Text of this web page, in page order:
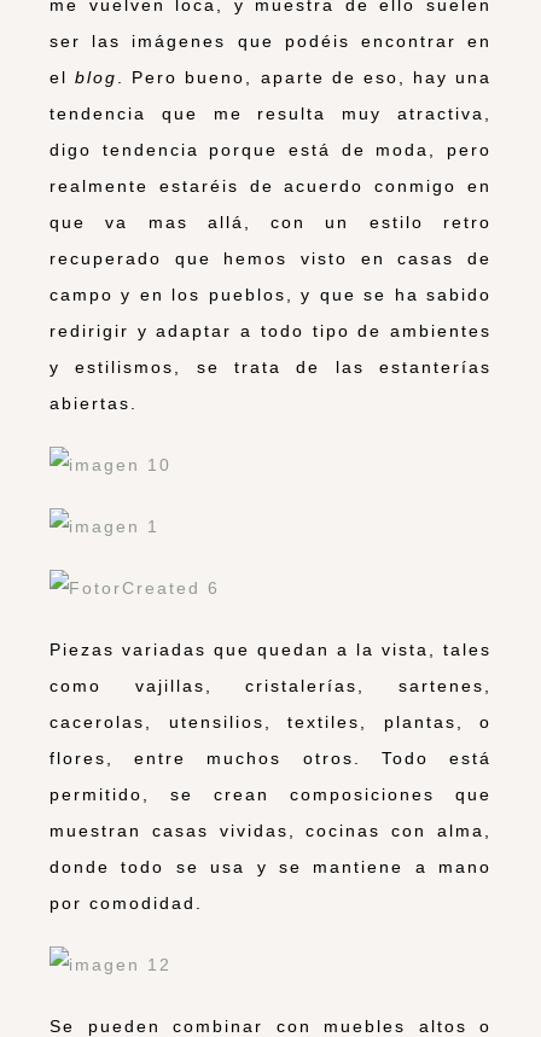
me vuelven loca, y muestra de ello suelen
ser las imágenes que podéis encontrar en
elblog
. Pero bueno, aparte de eso, hay una
tendencia que me resulta muy atractiva,
digo tendencia porque está de moda, pero
realmente estaréis de acuerdo conmigo en
que va mas allá, con un estilo retro
recuperado que hemos visto en casas de
campo y en los pueblos, y que se ha sabido
redirigir y adaptar a todo tipo de ambientes
y estilismos, se trata de las estanterías
abiertas.
Piezas variadas que quedan a la vista, tales
como vajillas, cristalerías, sartenes,
cacerolas, utensilios, textiles, plantas, o
flores, entre muchos otros. Todo está
permitido, se crean composiciones que
muestran casas vividas, cocinas con alma,
donde todo se usa y se mantiene a mano
por comodidad.
Se pueden combinar con muebles altos o